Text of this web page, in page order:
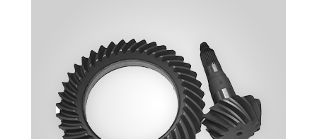
AYNA MAHRUTI DIŞLILERI